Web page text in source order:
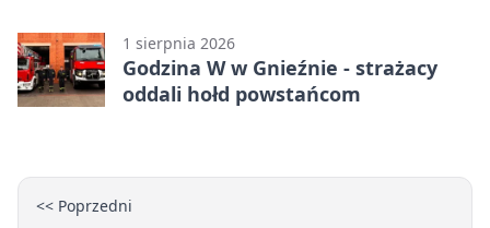
1 sierpnia 2026
Godzina W w Gnieźnie - strażacy
oddali hołd powstańcom
<< Poprzedni